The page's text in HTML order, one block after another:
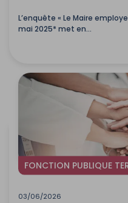
L’enquête « Le Maire
mai 2025* met en...
FONCTION PUBLIQUE
03/06/2026